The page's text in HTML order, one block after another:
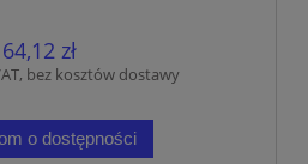
64,12 zł
bez kosztów dostawy
o dostępności